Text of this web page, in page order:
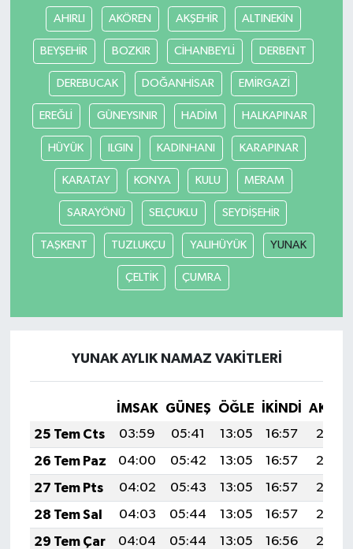
AHIRLI AKÖREN AKŞEHİR ALTINEKİN
BEYŞEHİR BOZKIR CİHANBEYLİ DERBENT
DEREBUCAK DOĞANHİSAR EMİRGAZİ
EREĞLİ GÜNEYSINIR HADİM HALKAPINAR
HÜYÜK ILGIN KADINHANI KARAPINAR
KARATAY KONYA KULU MERAM
SARAYÖNÜ SELÇUKLU SEYDİŞEHİR
TAŞKENT TUZLUKÇU YALIHÜYÜK YUNAK
ÇELTİK ÇUMRA
YUNAK AYLIK NAMAZ VAKITLERI
İMSAK GÜNEŞ ÖĞLE İKINDI
25 Tem Cts
03:59 05:41 13:05 16:57
20:18
26 Tem Paz
04:00 05:42 13:05 16:57
20:18
27 Tem Pts
04:02 05:43 13:05 16:57
20:17
28 Tem Sal
04:03 05:44 13:05 16:57
20:16
29 Tem Çar
04:04 05:44 13:05 16:56
20:15